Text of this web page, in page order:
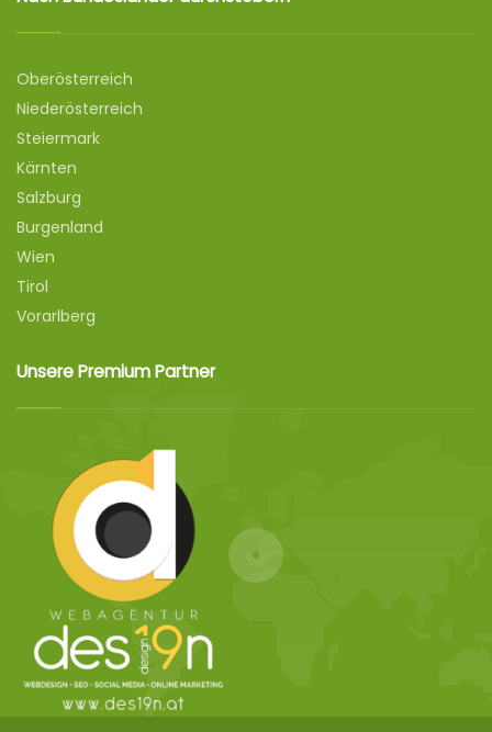
Oberösterreich
Niederösterreich
Steiermark
Kärnten
Salzburg
Burgenland
Wien
Tirol
Vorarlberg
Unsere Premium Partner